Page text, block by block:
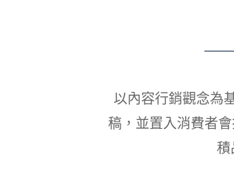
以內容行銷觀念為
稿，並置入消費者
積